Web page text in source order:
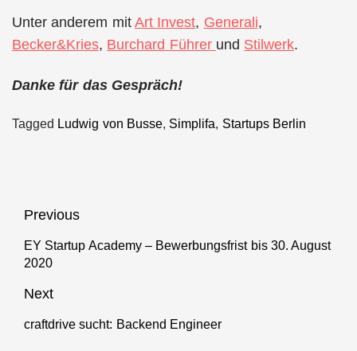
Unter anderem mit Art Invest, Generali,
Becker&Kries, Burchard Führer und Stilwerk.
Danke für das Gespräch!
Tagged Ludwig von Busse, Simplifa, Startups Berlin
Beitragsnavigation
Previous
Previous
post:
EY Startup Academy – Bewerbungsfrist bis 30. August
2020
Next
Next
craftdrive sucht: Backend Engineer